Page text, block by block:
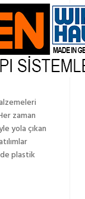
zaman
yola çıkan
plastik